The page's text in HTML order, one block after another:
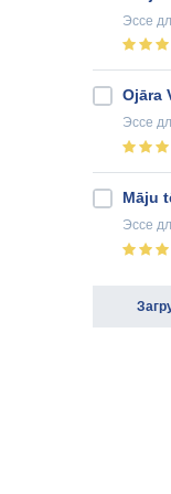
Эссе
Ojāra
Эссе
Māju
Эссе